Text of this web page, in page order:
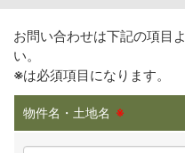
お問い合わせは下記の項目
い。
※は必須項目になります。
物件名・土地名 ※